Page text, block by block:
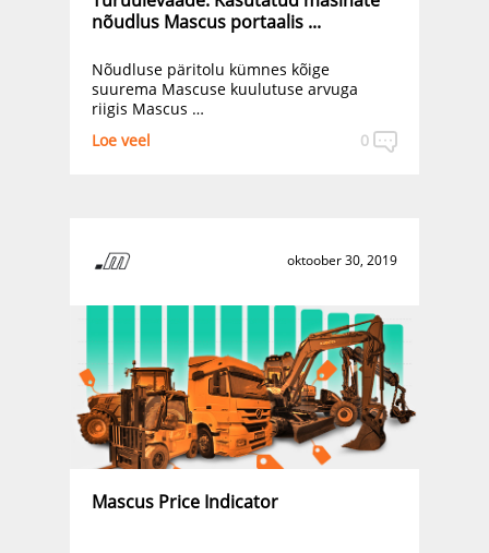
nõudlus Mascus portaalis ...
Nõudluse päritolu kümnes kõige
suurema Mascuse kuulutuse arvuga
riigis Mascus …
0
Loe veel
oktoober 30, 2019
Mascus Price Indicator